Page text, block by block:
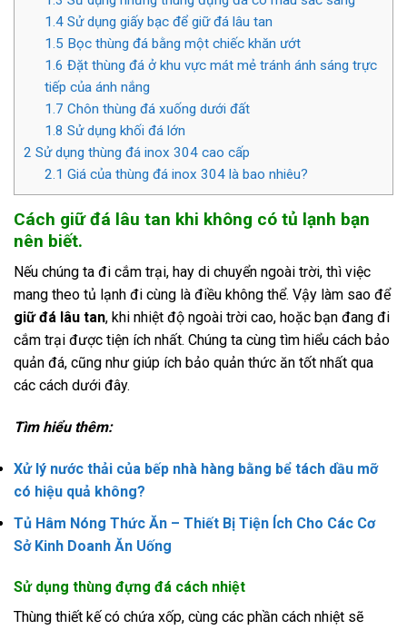
1.4Sử dụng giấy bạc để giữ đá lâu tan
1.5 Bọc thùng đá bằng một chiếc khăn ướt
1.6 Đặt thùng đá ở khu vực mát mẻ tránh ánh sáng trực
tiếp của ánh nắng
1.7 Chôn thùng đá xuống dưới đất
1.8 Sử dụng khối đá lớn
2 Sử dụng thùng đá inox 304 cao cấp
2.1 Giá của thùng đá inox 304 là bao nhiêu?
Cách giữ đá lâu tan khi không có tủ lạnh bạn
nên biết.
Nếu chúng ta đi cắm trại, hay di chuyển ngoài trời, thì việc
mang theo tủ lạnh đi cùng là điều không thể. Vậy làm sao để
giữ đá lâu tan, khi nhiệt độ ngoài trời cao, hoặc bạn đang đi
cắm trại được tiện ích nhất. Chúng ta cùng tìm hiểu cách bảo
quản đá, cũng như giúp ích bảo quản thức ăn tốt nhất qua
các cách dưới đây.
Tìm hiểu thêm:
Xử lý nước thải của bếp nhà hàng bằng bể tách dầu mỡ
có hiệu quả không?
Tủ Hâm Nóng Thức Ăn – Thiết Bị Tiện Ích Cho Các Cơ
Sở Kinh Doanh Ăn Uống
Sử dụng thùng đựng đá cách nhiệt
Thùng thiết kế có chứa xốp, cùng các phần cách nhiệt sẽ